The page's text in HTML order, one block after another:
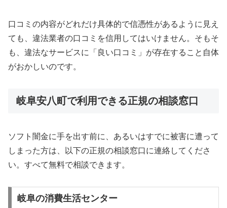
口コミの内容がどれだけ具体的で信憑性があるように見え
ても、違法業者の口コミを信用してはいけません。そもそ
も、違法なサービスに「良い口コミ」が存在すること自体
がおかしいのです。
岐阜安八町で利用できる正規の相談窓口
ソフト闇金に手を出す前に、あるいはすでに被害に遭って
しまった方は、以下の正規の相談窓口に連絡してくださ
い。すべて無料で相談できます。
岐阜の消費生活センター